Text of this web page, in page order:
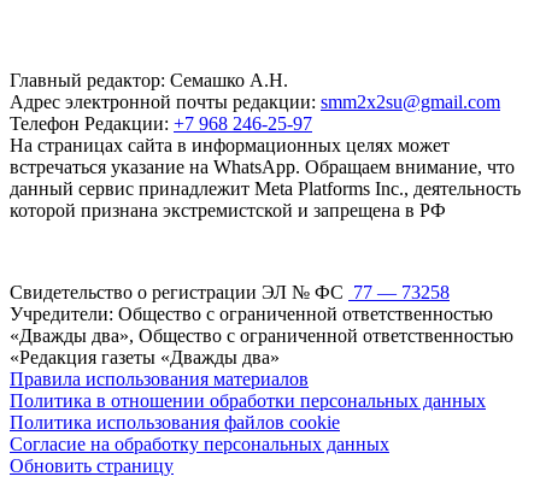
Главный редактор: Семашко А.Н.
Адрес электронной почты редакции: smm2x2su@gmail.com
Телефон Редакции: +7 968 246-25-97
На страницах сайта в информационных целях может
встречаться указание на WhatsApp. Обращаем внимание, что
данный сервис принадлежит Meta Platforms Inc., деятельность
которой признана экстремистской и запрещена в РФ
Свидетельство о регистрации ЭЛ № ФС 77 — 73258
Учредители: Общество с ограниченной ответственностью
«Дважды два», Общество с ограниченной ответственностью
«Редакция газеты «Дважды два»
Правила использования материалов
Политика в отношении обработки персональных данных
Политика использования файлов cookie
Согласие на обработку персональных данных
Обновить страницу